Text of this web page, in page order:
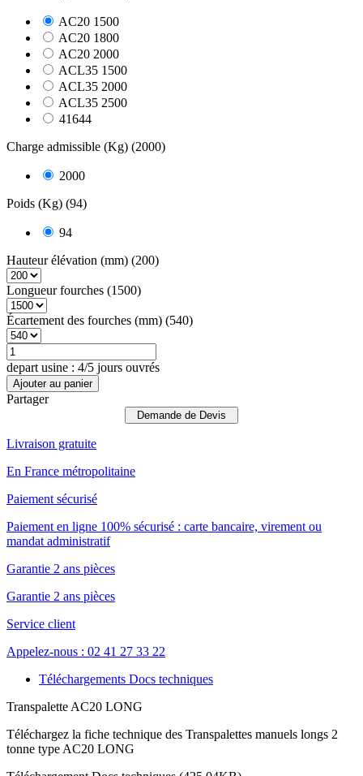
AC20 1500
AC20 1800
AC20 2000
ACL35 1500
ACL35 2000
ACL35 2500
41644
Charge admissible (Kg) (2000)
2000
Poids (Kg) (94)
94
Hauteur élévation (mm) (200)
Longueur fourches (1500)
Écartement des fourches (mm) (540)
depart usine : 4/5 jours ouvrés
Ajouter au panier
Partager
Demande de Devis
Livraison gratuite
En France métropolitaine
Paiement sécurisé
Paiement en ligne 100% sécurisé : carte bancaire, virement ou
mandat administratif
Garantie 2 ans pièces
Garantie 2 ans pièces
Service client
Appelez-nous : 02 41 27 33 22
Téléchargements Docs techniques
Transpalette AC20 LONG
Téléchargez la fiche technique des Transpalettes manuels longs 2
tonne type AC20 LONG